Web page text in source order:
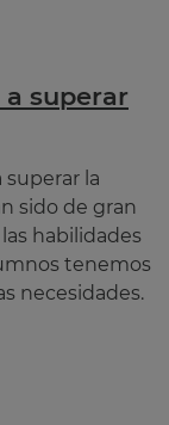
a superar
la
sido de gran
habilidades
tenemos
necesidades.